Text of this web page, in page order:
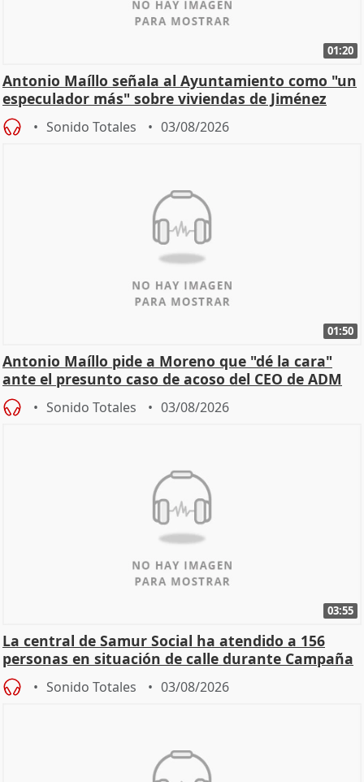
01:20
Antonio Maíllo señala al Ayuntamiento como "un
especulador más" sobre viviendas de Jiménez
Becerril
Sonido Totales 03/08/2026
01:50
Antonio Maíllo pide a Moreno que "dé la cara"
ante el presunto caso de acoso del CEO de ADM
Sonido Totales 03/08/2026
03:55
La central de Samur Social ha atendido a 156
personas en situación de calle durante Campaña
de Calor
Sonido Totales 03/08/2026